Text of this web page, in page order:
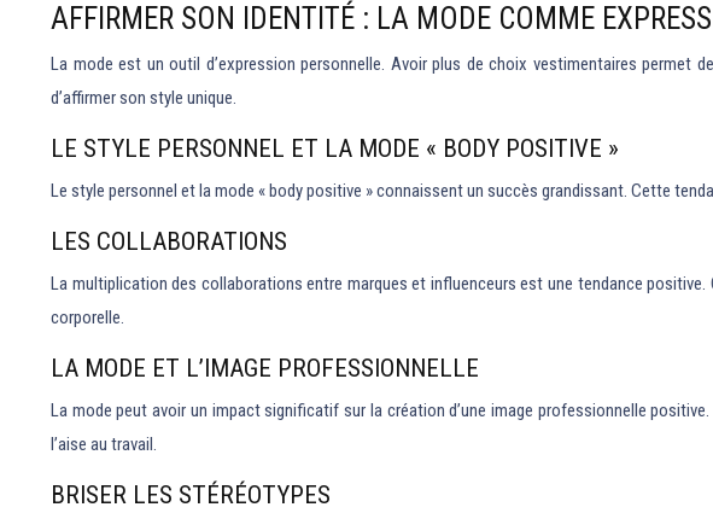
AFFIRMER SON IDENTITÉ : LA MODE COMME
La mode est un outil d’expression personnelle. Avoir plus de choix vestimentaires
d’affirmer son style unique.
LE STYLE PERSONNEL ET LA MODE « BODY POSITIVE »
Le style personnel et la mode « body positive » connaissent un succès grandissant. Cette
LES COLLABORATIONS
La multiplication des collaborations entre marques et influenceurs est une tendance
corporelle.
LA MODE ET L’IMAGE PROFESSIONNELLE
La mode peut avoir un impact significatif sur la création d’une image professionnelle
l’aise au travail.
BRISER LES STÉRÉOTYPES